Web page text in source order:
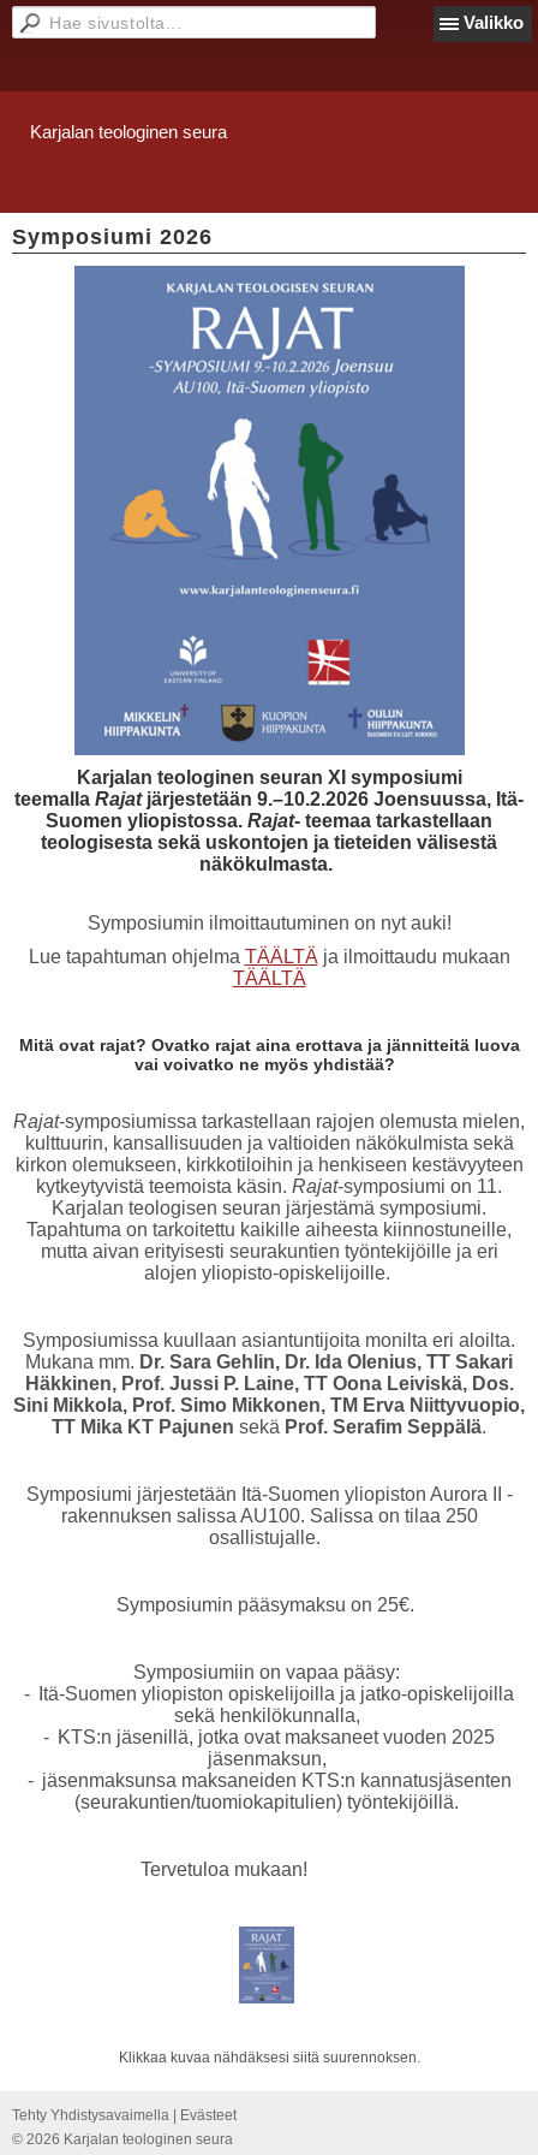
Valikko
Karjalan teologinen seura
Symposiumi 2026
Karjalan teologinen seuran XI symposiumi
teemalla Rajatjärjestetään 9.–10.2.2026 Joensuussa, Itä-
Suomen yliopistossa. Rajat- teemaa tarkastellaan
teologisesta sekä uskontojen ja tieteiden välisestä
näkökulmasta.
Symposiumin ilmoittautuminen on nyt auki!
Lue tapahtuman ohjelma TÄÄLTÄ ja ilmoittaudu mukaan
TÄÄLTÄ
Mitä ovat rajat? Ovatko rajat aina erottava ja jännitteitä luova
vai voivatko ne myös yhdistää?
Rajat-symposiumissa tarkastellaan rajojen olemusta mielen,
kulttuurin, kansallisuuden ja valtioiden näkökulmista sekä
kirkon olemukseen, kirkkotiloihin ja henkiseen kestävyyteen
kytkeytyvistä teemoista käsin. Rajat-symposiumi on 11.
Karjalan teologisen seuran järjestämä symposiumi.
Tapahtuma on tarkoitettu kaikille aiheesta kiinnostuneille,
mutta aivan erityisesti seurakuntien työntekijöille ja eri
alojen yliopisto-opiskelijoille.
Symposiumissa kuullaan asiantuntijoita monilta eri aloilta.
Mukana mm. Dr. Sara Gehlin, Dr. Ida Olenius, TT Sakari
Häkkinen, Prof. Jussi P. Laine, TT Oona Leiviskä, Dos.
Sini Mikkola, Prof. Simo Mikkonen, TM Erva Niittyvuopio,
TT Mika KT Pajunen sekä Prof. Serafim Seppälä.
Symposiumi järjestetään Itä-Suomen yliopiston Aurora II -
rakennuksen salissa AU100. Salissa on tilaa 250
osallistujalle.
Symposiumin pääsymaksu on 25€.
Symposiumiin on vapaa pääsy:
- Itä-Suomen yliopiston opiskelijoilla ja jatko-opiskelijoilla
sekä henkilökunnalla,
- KTS:n jäsenillä, jotka ovat maksaneet vuoden 2025
jäsenmaksun,
- jäsenmaksunsa maksaneiden KTS:n kannatusjäsenten
(seurakuntien/tuomiokapitulien) työntekijöillä.
Tervetuloa mukaan!
Klikkaa kuvaa nähdäksesi siitä suurennoksen.
Tehty Yhdistysavaimella
Evästeet
© 2026 Karjalan teologinen seura